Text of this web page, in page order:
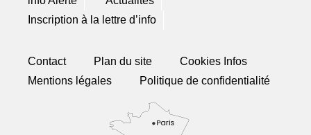
Inscription à la lettre d’info
Contact Plan du site
Cookies Infos
Mentions légales
Politique de confidentialité